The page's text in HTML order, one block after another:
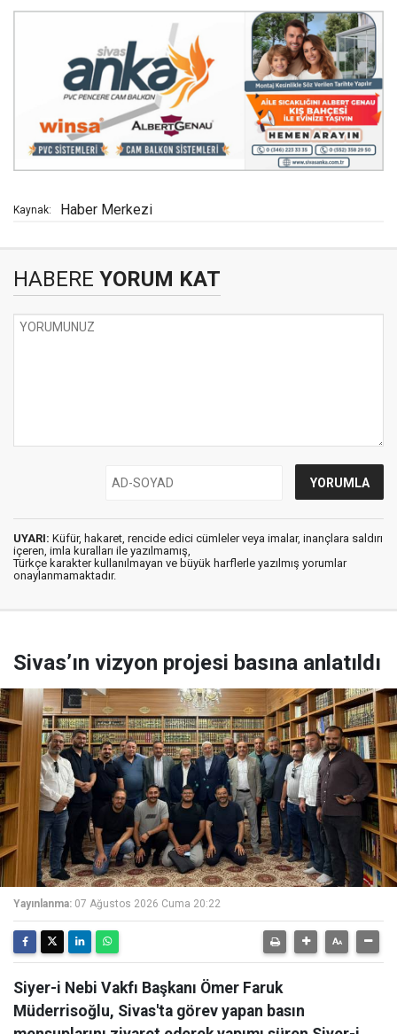
Kaynak: Haber Merkezi
HABERE YORUM KAT
UYARI: Küfür, hakaret, rencide edici cümleler veya imalar, inançlara saldırı
içeren, imla kuralları ile yazılmamış,
Türkçe karakter kullanılmayan ve büyük harflerle yazılmış yorumlar
onaylanmamaktadır.
Sivas’ın vizyon projesi basına anlatıldı
Yayınlanma: 07 Ağustos 2026 Cuma 20:22
Siyer-i Nebi Vakfı Başkanı Ömer Faruk
Müderrisoğlu, Sivas'ta görev yapan basın